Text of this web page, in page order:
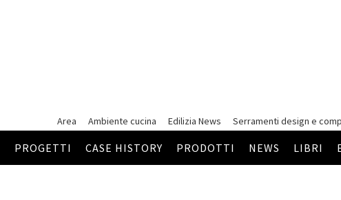
Area
Ambiente cucina Edilizia News Serramenti design e
PROGETTI CASE HISTORY PRODOTTI NEWS LIBRI